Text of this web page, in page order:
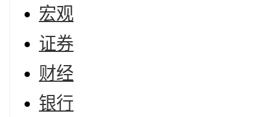
宏观
证券
财经
银行